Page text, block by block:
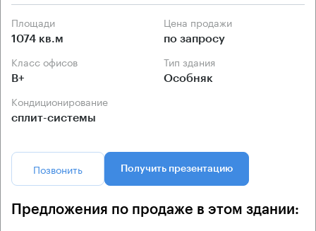
Площади
1074 кв.м
Цена продажи
по запросу
Класс офисов
B+
Тип здания
Особняк
Кондиционирование
сплит-системы
Позвонить Получить презентацию
Предложения по продаже в этом здании: